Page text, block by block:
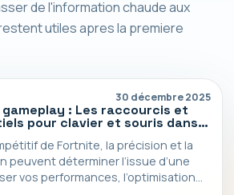
de l'information chaude aux
utiles apres la premiere
30 décembre 2025
: Les raccourcis et
pour clavier et souris dans
de Fortnite, la précision et la
peuvent déterminer l’issue d’une
vos performances, l’optimisation